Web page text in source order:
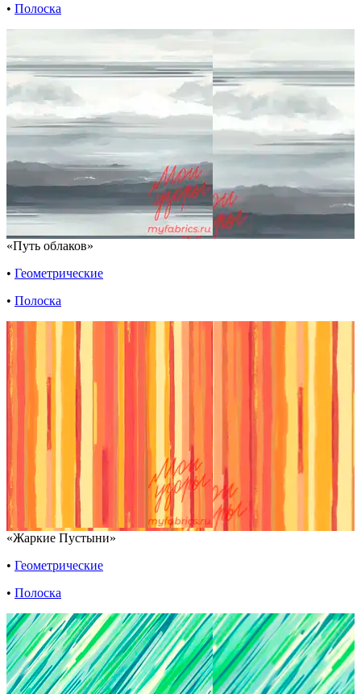
• Полоска
«Путь облаков»
• Геометрические
• Полоска
«Жаркие Пустыни»
• Геометрические
• Полоска